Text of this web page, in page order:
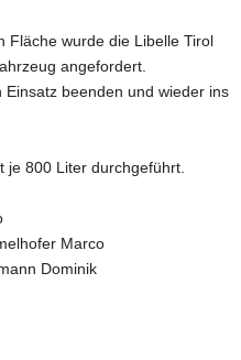
Fläche wurde die Libelle Tirol
angefordert.
beenden und wieder ins
je 800 Liter durchgeführt.
Marco
Dominik